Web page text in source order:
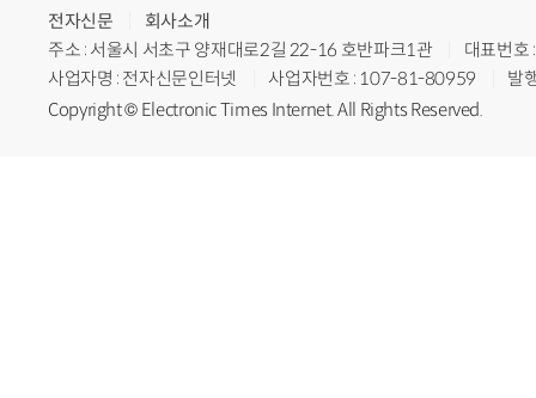
전자신문
회사소개
주소 : 서울시 서초구 양재대로2길 22-16 호반파크1관
대표번
사업자명 : 전자신문인터넷
사업자번호 : 107-81-80959
발
Copyright © Electronic Times Internet. All Rights Reserved.